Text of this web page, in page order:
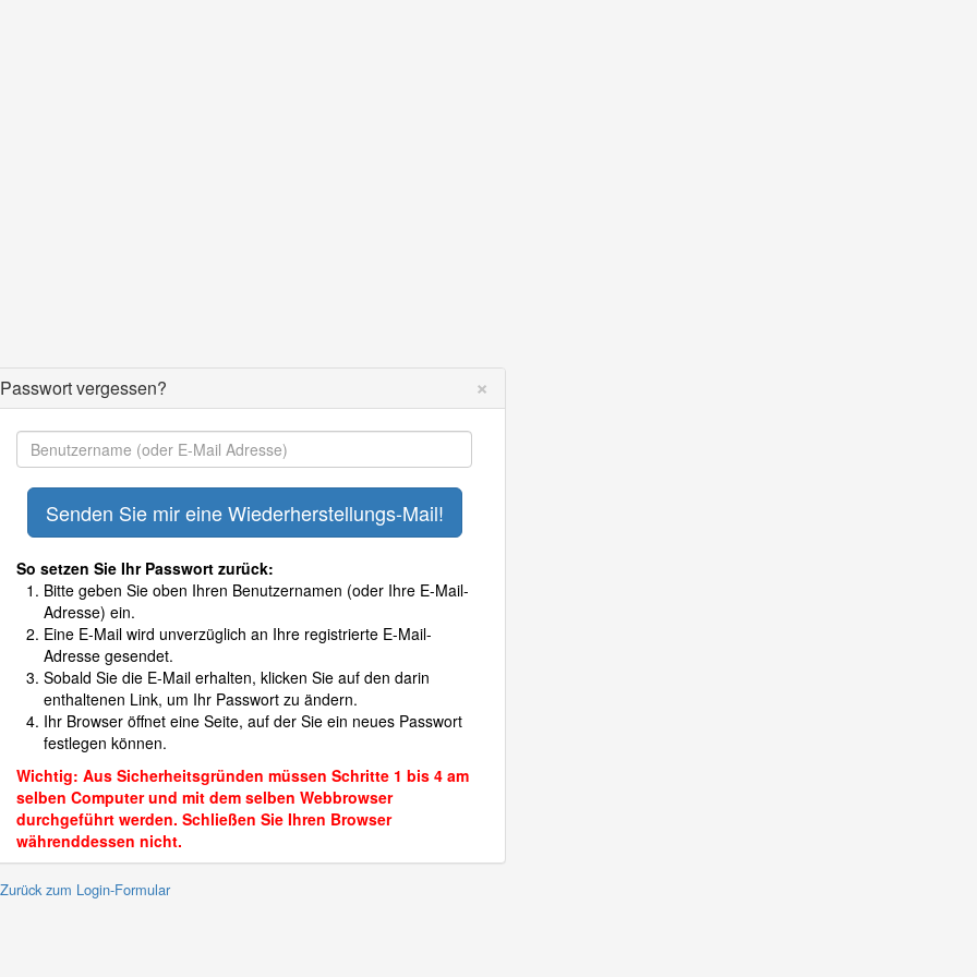
Passwort vergessen? ×
So setzen Sie Ihr Passwort zurück:
Bitte geben Sie oben Ihren Benutzernamen (oder Ihre E-Mail-
Adresse) ein.
Eine E-Mail wird unverzüglich an Ihre registrierte E-Mail-
Adresse gesendet.
Sobald Sie die E-Mail erhalten, klicken Sie auf den darin
enthaltenen Link, um Ihr Passwort zu ändern.
Ihr Browser öffnet eine Seite, auf der Sie ein neues Passwort
festlegen können.
Wichtig: Aus Sicherheitsgründen müssen Schritte 1 bis 4 am
selben Computer und mit dem selben Webbrowser
durchgeführt werden. Schließen Sie Ihren Browser
währenddessen nicht.
zum Login-Formular